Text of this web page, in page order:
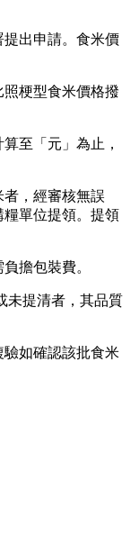
出申請。食米價
梗型食米價格撥
至「元」為止，
，經審核無誤
單位提領。提領
擔包裝費。
未提清者，其品質
如確認該批食米